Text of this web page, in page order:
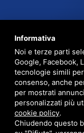
RADIO SOUND SNCVIALE
D.L.
PRIVACY•SITEMAP•
V3,PRIVACY
Informativa
Noi e terze parti
Google, Facebook,
tecnologie simili
consenso, anche
per mostrati
personalizzati più
cookie policy.
Chiudendo questo